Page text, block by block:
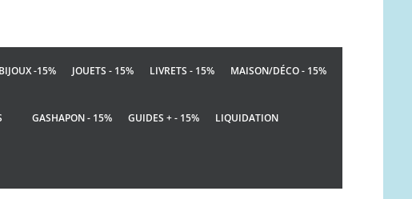
BIJOUX -15% JOUETS - 15% LIVRETS - 15% MAISON/DÉCO - 15%
GASHAPON - 15% GUIDES + - 15% LIQUIDATION